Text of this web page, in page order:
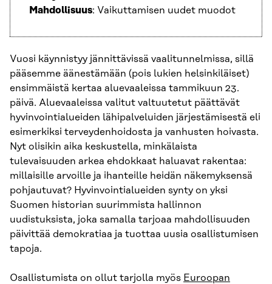
Mahdollisuus: Vaikuttamisen uudet muodot
Vuosi käynnistyy jännittävissä vaalitunnelmissa, sillä
pääsemme äänestämään (pois lukien helsinkiläiset)
ensimmäistä kertaa aluevaaleissa tammikuun 23.
päivä. Aluevaaleissa valitut valtuutetut päättävät
hyvinvointialueiden lähipalveluiden järjestämisestä eli
esimerkiksi terveydenhoidosta ja vanhusten hoivasta.
Nyt olisikin aika keskustella, minkälaista
tulevaisuuden arkea ehdokkaat haluavat rakentaa:
millaisille arvoille ja ihanteille heidän näkemyksensä
pohjautuvat? Hyvinvointialueiden synty on yksi
Suomen historian suurimmista hallinnon
uudistuksista, joka samalla tarjoaa mahdollisuuden
päivittää demokratiaa ja tuottaa uusia osallistumisen
tapoja.
Osallistumista on ollut tarjolla myös Euroopan